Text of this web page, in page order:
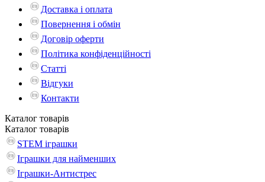
Доставка і оплата
Повернення і обмін
Договір оферти
Політика конфіденційності
Статті
Відгуки
Контакти
Каталог товарів
Каталог товарів
STEM іграшки
Іграшки для найменших
Іграшки-Антистрес